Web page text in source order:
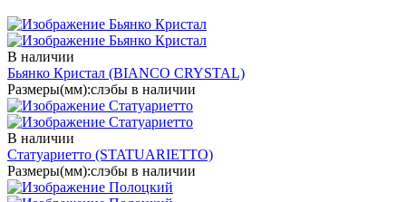
В наличии
Бьянко Кристал (BIANCO CRYSTAL)
Размеры(мм):слэбы в наличии
В наличии
Статуариетто (STATUARIETTO)
Размеры(мм):слэбы в наличии